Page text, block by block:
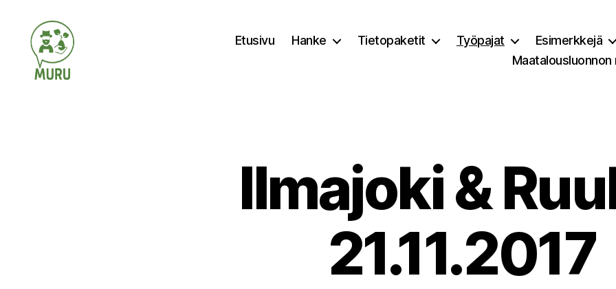
Etusivu Hanke Tietopaketit Työpajat Esimerkkejä
Ilmajoki &
21.11.2017